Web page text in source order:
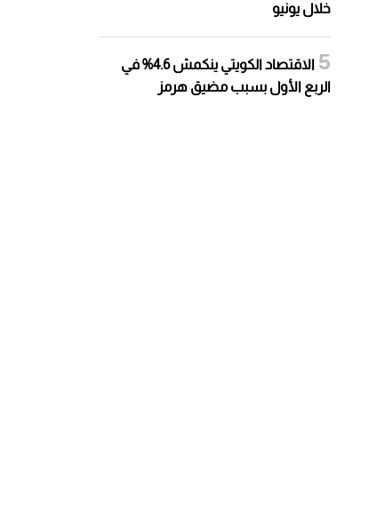
خلال يونيو
الاقتصاد الكويتي ينكمش 4.6% في
الربع الأول بسبب مضيق هرمز